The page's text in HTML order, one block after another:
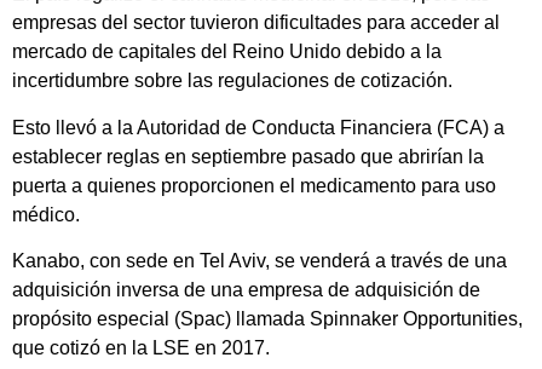
empresas del sector tuvieron dificultades para acceder al
mercado de capitales del Reino Unido debido a la
incertidumbre sobre las regulaciones de cotización.
Esto llevó a la Autoridad de Conducta Financiera (FCA) a
establecer reglas en septiembre pasado que abrirían la
puerta a quienes proporcionen el medicamento para uso
médico.
Kanabo, con sede en Tel Aviv, se venderá a través de una
adquisición inversa de una empresa de adquisición de
propósito especial (Spac) llamada Spinnaker Opportunities,
que cotizó en la LSE en 2017.